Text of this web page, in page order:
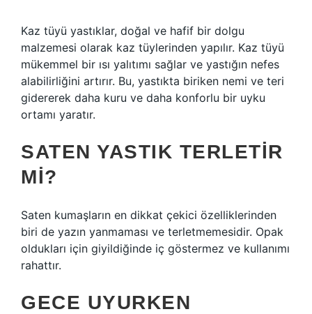
Kaz tüyü yastıklar, doğal ve hafif bir dolgu
malzemesi olarak kaz tüylerinden yapılır. Kaz tüyü
mükemmel bir ısı yalıtımı sağlar ve yastığın nefes
alabilirliğini artırır. Bu, yastıkta biriken nemi ve teri
gidererek daha kuru ve daha konforlu bir uyku
ortamı yaratır.
SATEN YASTIK TERLETIR
MI?
Saten kumaşların en dikkat çekici özelliklerinden
biri de yazın yanmaması ve terletmemesidir. Opak
oldukları için giyildiğinde iç göstermez ve kullanımı
rahattır.
GECE UYURKEN